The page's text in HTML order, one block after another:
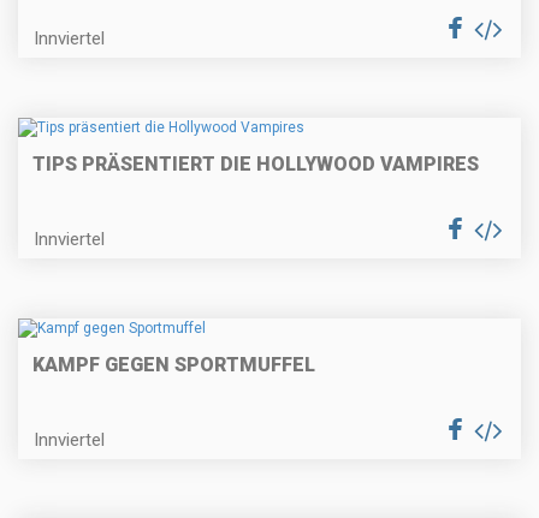
Innviertel
TIPS PRÄSENTIERT DIE HOLLYWOOD VAMPIRES
Innviertel
KAMPF GEGEN SPORTMUFFEL
Innviertel